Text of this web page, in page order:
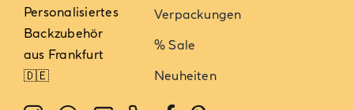
Personalisiertes
Backzubehör
aus Frankfurt
🇩🇪
Verpackungen
% Sale
Neuheiten